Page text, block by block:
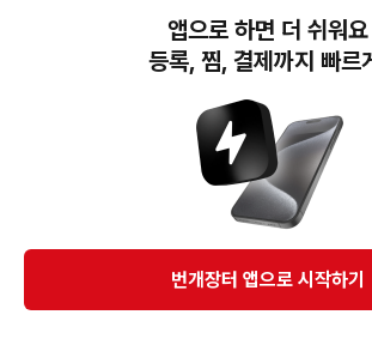
엡손 EB-2250U 빔프로
젝터 가격인하 75만원 판
번개장터(주) 사업자정보, 이용약관 및 기타 법적고지
번개장터㈜는 통신판매중개자이며, 통신판매의 당사자가 아닙니다. 전자
소비자보호에 관한 법률 등 관련 법령 및 번개장터㈜의 약관에 따라 상품,
개별 판매자에게 귀속하고, 번개장터㈜는 원칙적으로 회원간 거래에 대하
다만, 번개장터㈜가 직접 판매하는 상품에 대한 책임은 번개장터㈜에게
앱으로 하면 더 쉬워요
등록, 찜, 결제까지 빠르
번개장터 앱으로 시작하기